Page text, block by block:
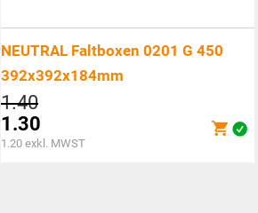
NEUTRAL Faltboxen 0201 G 450
392x392x184mm
1.40Ursprünglicher
Preis
war:
1.30
Aktueller
1.20 exkl. MWST